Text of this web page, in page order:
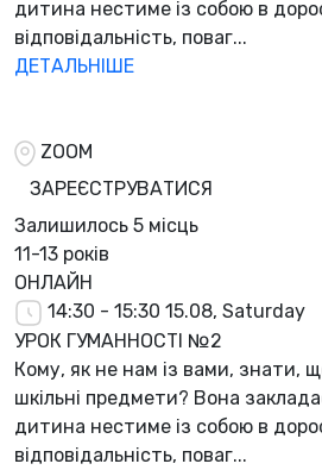
дитина нестиме із собою в
відповідальність, поваг...
ДЕТАЛЬНІШЕ
ZOOM
ЗАРЕЄСТРУВАТИСЯ
Залишилось 5 місць
11-13 років
ОНЛАЙН
14:30 - 15:30 15.08, Saturday
УРОК ГУМАННОСТІ №2
Кому, як не нам із вами, знати,
шкільні предмети? Вона
дитина нестиме із собою в
відповідальність, поваг...